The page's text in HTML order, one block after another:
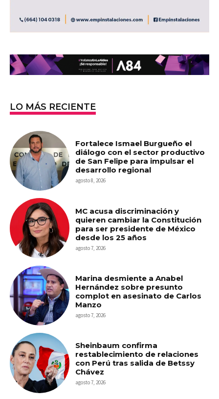
LO MÁS RECIENTE
Fortalece Ismael Burgueño el
diálogo con el sector productivo
de San Felipe para impulsar el
desarrollo regional
agosto 8, 2026
MC acusa discriminación y
quieren cambiar la Constitución
para ser presidente de México
desde los 25 años
agosto 7, 2026
Marina desmiente a Anabel
Hernández sobre presunto
complot en asesinato de Carlos
Manzo
agosto 7, 2026
Sheinbaum confirma
restablecimiento de relaciones
con Perú tras salida de Betssy
Chávez
agosto 7, 2026